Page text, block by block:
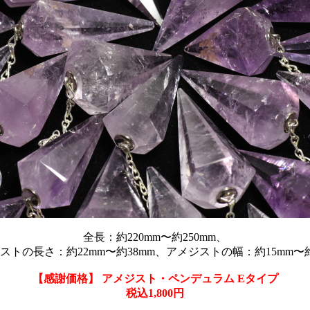
全長：約220mm〜約250mm、
トの長さ：約22mm〜約38mm、アメジストの幅：約15mm〜
【感謝価格】 アメジスト・ペンデュラム Eタイプ
税込1,800円